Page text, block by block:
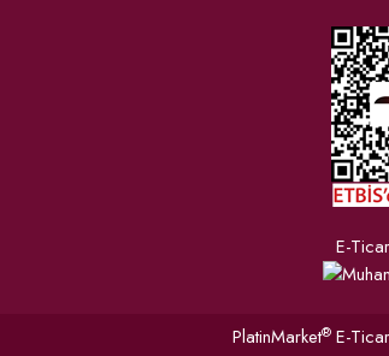
E-
PlatinMarket® E-